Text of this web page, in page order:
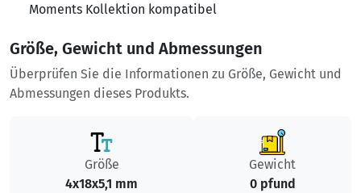
Moments Kollektion kompatibel
Größe, Gewicht und Abmessungen
Überprüfen Sie die Informationen zu Größe, Gewicht und
Abmessungen dieses Produkts.
Größe
4x18x5,1 mm
Gewicht
0 pfund